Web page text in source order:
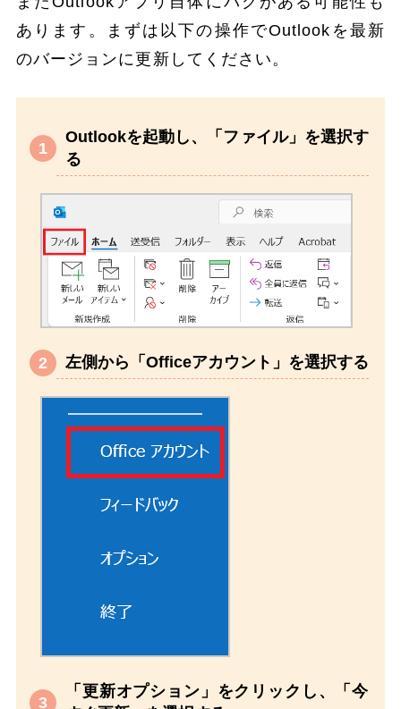
あります。まずは以下の操作でOutlookを最新
のバージョンに更新してください。
Outlookを起動し、「ファイル」を選択す
る
左側から「Officeアカウント」を選択する
「更新オプション」をクリックし、「今